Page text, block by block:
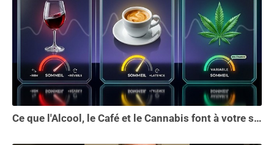
Ce que l'Alcool, le Café et le Cannabis font à votre sommeil vous choquera